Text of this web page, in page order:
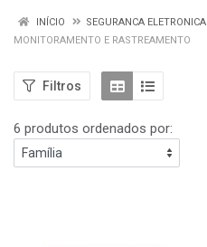
INÍCIO
SEGURANCA ELETRONICA
MONITORAMENTO E RASTREAMENTO
Filtros
6 produtos ordenados por: